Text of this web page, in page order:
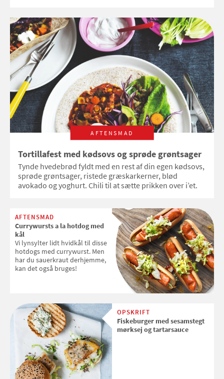
AFTENSMAD
Tortillafest med kødsovs og sprøde grøntsager
Tynde hvedebrød fyldt med en rest af din egen kødsovs,
sprøde grøntsager, ristede græskarkerner, blød
avokado og yoghurt. Chili til at sætte prikken over i’et.
AFTENSMAD
Currywursts a la hotdog med
kål
Vi lynsylter lidt hvidkål til disse
hotdogs med currywurst. Men
har du sauerkraut derhjemme,
kan det også bruges!
OPSKRIFT
Fiskeburger med sesamstegt
mørksej og tartarsauce